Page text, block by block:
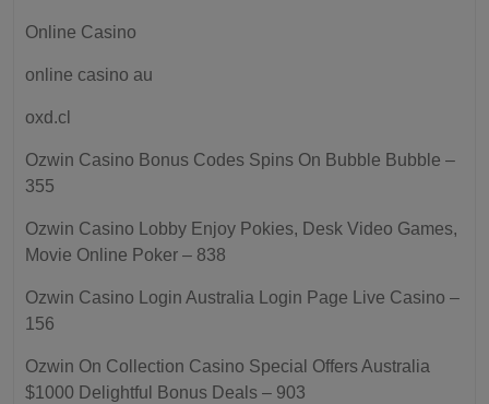
Online Casino
online casino au
oxd.cl
Ozwin Casino Bonus Codes Spins On Bubble Bubble –
355
Ozwin Casino Lobby Enjoy Pokies, Desk Video Games,
Movie Online Poker – 838
Ozwin Casino Login Australia Login Page Live Casino –
156
Ozwin On Collection Casino Special Offers Australia
$1000 Delightful Bonus Deals – 903